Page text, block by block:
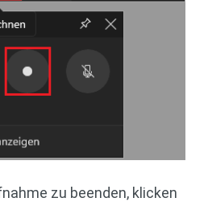
zu beenden, klicken